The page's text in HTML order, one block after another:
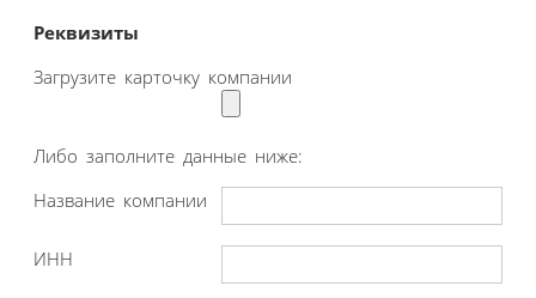
Реквизиты
Загрузите карточку компании
Либо заполните данные ниже:
Название компании
ИНН